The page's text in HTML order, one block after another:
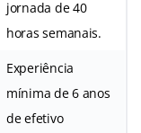
jornada de 40
horas semanais.
Experiência
mínima de 6 anos
de efetivo